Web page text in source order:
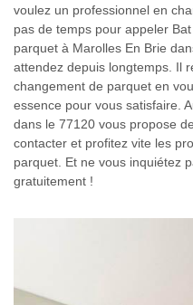
voulez un professionnel en
pas de temps pour appeler
parquet à Marolles En Brie
attendez depuis longtemps. Il
changement de parquet en
essence pour vous satisfaire.
dans le 77120 vous propose
contacter et profitez vite les
parquet. Et ne vous inquiétez
gratuitement !